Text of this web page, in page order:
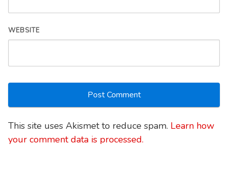
WEBSITE
This site uses Akismet to reduce spam. Learn how
your comment data is processed.